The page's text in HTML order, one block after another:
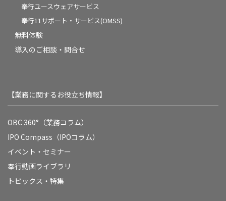
奉行ユースウェアサービス
奉行11サポート・サービス(OMSS)
無料体験
導入のご相談・問合せ
【業務に関するお役立ち情報】
OBC 360°（業務コラム）
IPO Compass（IPOコラム）
イベント・セミナー
奉行動画ライブラリ
トピックス・特集